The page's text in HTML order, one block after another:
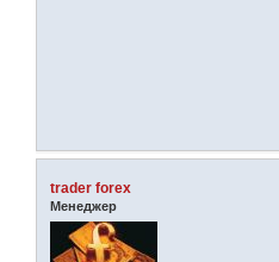
trader forex
Менеджер